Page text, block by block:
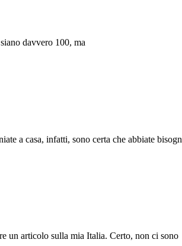
davvero 100, ma
a casa, infatti, sono certa che abbiate
un articolo sulla mia Italia. Certo, non ci sono